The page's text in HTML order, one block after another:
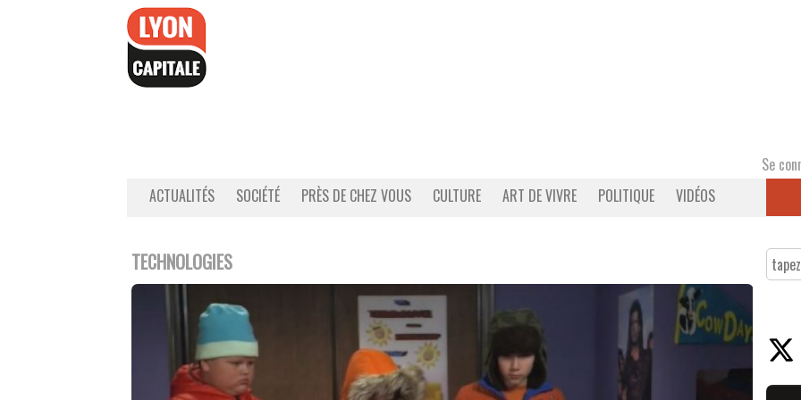
Se
ACTUALITÉS
SOCIÉTÉ PRÈS DE CHEZ VOUS CULTURE ART DE VIVRE POLITIQUE VIDÉOS
TECHNOLOGIES